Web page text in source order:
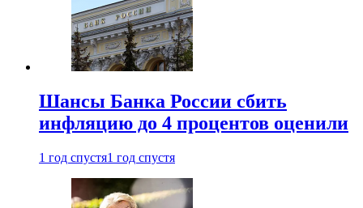
Шансы Банка России сбить
инфляцию до 4 процентов оценили
1 год спустя1 год спустя